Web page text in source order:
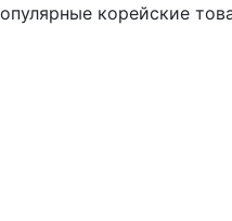
корейские